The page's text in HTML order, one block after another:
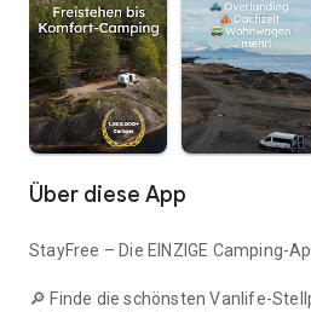
Über diese App
StayFree – Die EINZIGE Camping-
🔎 Finde die schönsten Vanlife-